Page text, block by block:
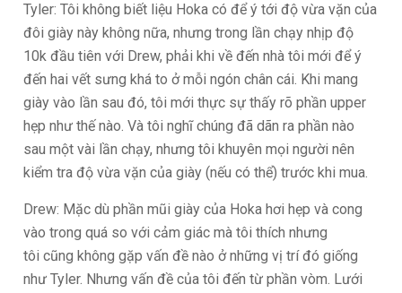
Tyler: Tôi không biết liệu Hoka có để ý tới độ vừa vặn của
đôi giày này không nữa, nhưng trong lần chạy nhịp độ
10k đầu tiên với Drew, phải khi về đến nhà tôi mới để ý
đến hai vết sưng khá to ở mỗi ngón chân cái. Khi mang
giày vào lần sau đó, tôi mới thực sự thấy rõ phần upper
hẹp như thế nào. Và tôi nghĩ chúng đã dãn ra phần nào
sau một vài lần chạy, nhưng tôi khuyên mọi người nên
kiểm tra độ vừa vặn của giày (nếu có thể) trước khi mua.
Drew: Mặc dù phần mũi giày của Hoka hơi hẹp và cong
vào trong quá so với cảm giác mà tôi thích nhưng
tôi cũng không gặp vấn đề nào ở những vị trí đó giống
như Tyler. Nhưng vấn đề của tôi đến từ phần vòm. Lưới